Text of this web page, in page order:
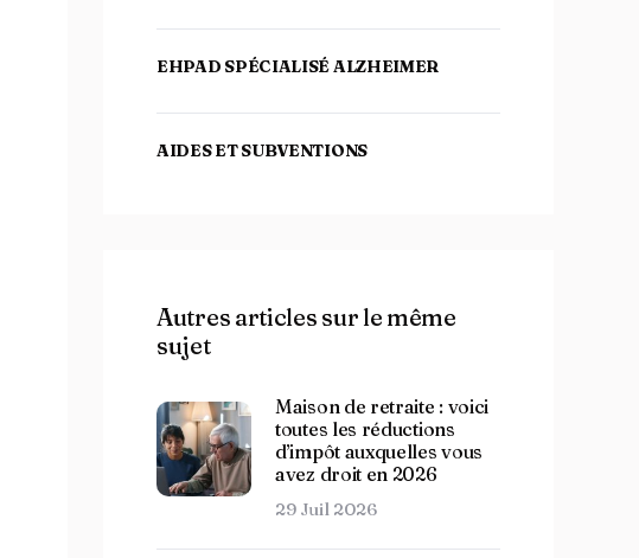
EHPAD SPÉCIALISÉ ALZHEIMER
AIDES ET SUBVENTIONS
Autres articles sur le même
sujet
Maison de retraite : voici
toutes les réductions
d’impôt auxquelles vous
avez droit en 2026
29 Juil 2026